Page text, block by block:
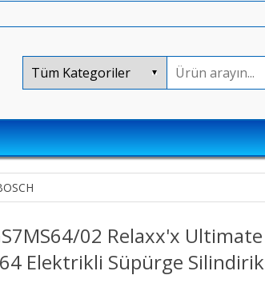
02 Relaxx'x Ultimate
Elektrikli Süpürge Silindirik